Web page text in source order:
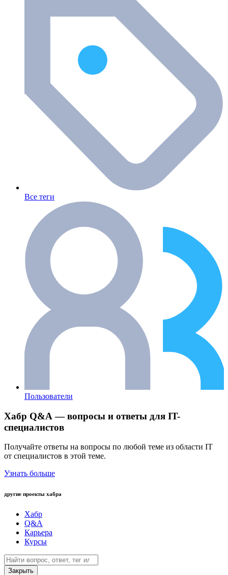
Все теги
Пользователи
Хабр Q&A — вопросы и ответы для IT-
специалистов
Получайте ответы на вопросы по любой теме из области IT
от специалистов в этой теме.
Узнать больше
другие проекты хабра
Хабр
Q&A
Карьера
Курсы
Закрыть